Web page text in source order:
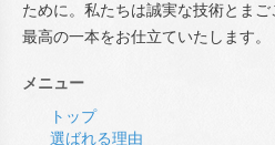
ために。私たちは誠実な技術とま
最高の一本をお仕立ていたします。
メニュー
トップ
選ばれる理由